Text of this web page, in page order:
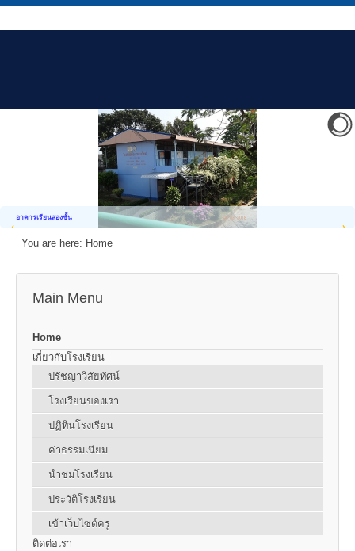
อาคารเรียนสองชั้น
You are here: Home
Main Menu
Home
เกี่ยวกับโรงเรียน
ปรัชญาวิสัยทัศน์
โรงเรียนของเรา
ปฏิทินโรงเรียน
ค่าธรรมเนียม
นำชมโรงเรียน
ประวัติโรงเรียน
เข้าเว็บไซต์ครู
ติดต่อเรา